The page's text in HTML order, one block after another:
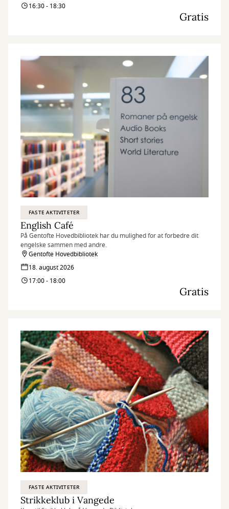
16:30 - 18:30
Gratis
FASTE AKTIVITETER
English Café
På Gentofte Hovedbibliotek har du mulighed for at forbedre dit
engelske sammen med andre.
Gentofte Hovedbibliotek
18. august 2026
17:00 - 18:00
Gratis
FASTE AKTIVITETER
Strikkeklub i Vangede